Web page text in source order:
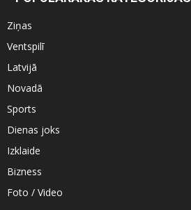
Ziņas
Ventspilī
Latvijā
Novadā
Sports
Dienas joks
Izklaide
Bizness
Foto / Video